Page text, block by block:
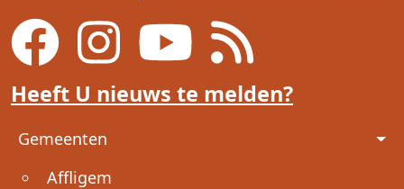
Heeft U nieuws te melden?
Voet
Gemeenten
Affligem